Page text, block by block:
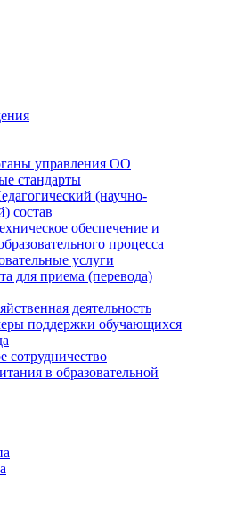
управления ОО
стандарты
(научно-
состав
обеспечение и
процесса
услуги
для приема (перевода)
деятельность
поддержки обучающихся
сотрудничество
в образовательной